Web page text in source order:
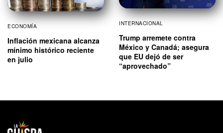
ECONOMÍA
Inflación mexicana alcanza
mínimo histórico reciente
en julio
INTERNACIONAL
Trump arremete contra
México y Canadá; asegura
que EU dejó de ser
“aprovechado”